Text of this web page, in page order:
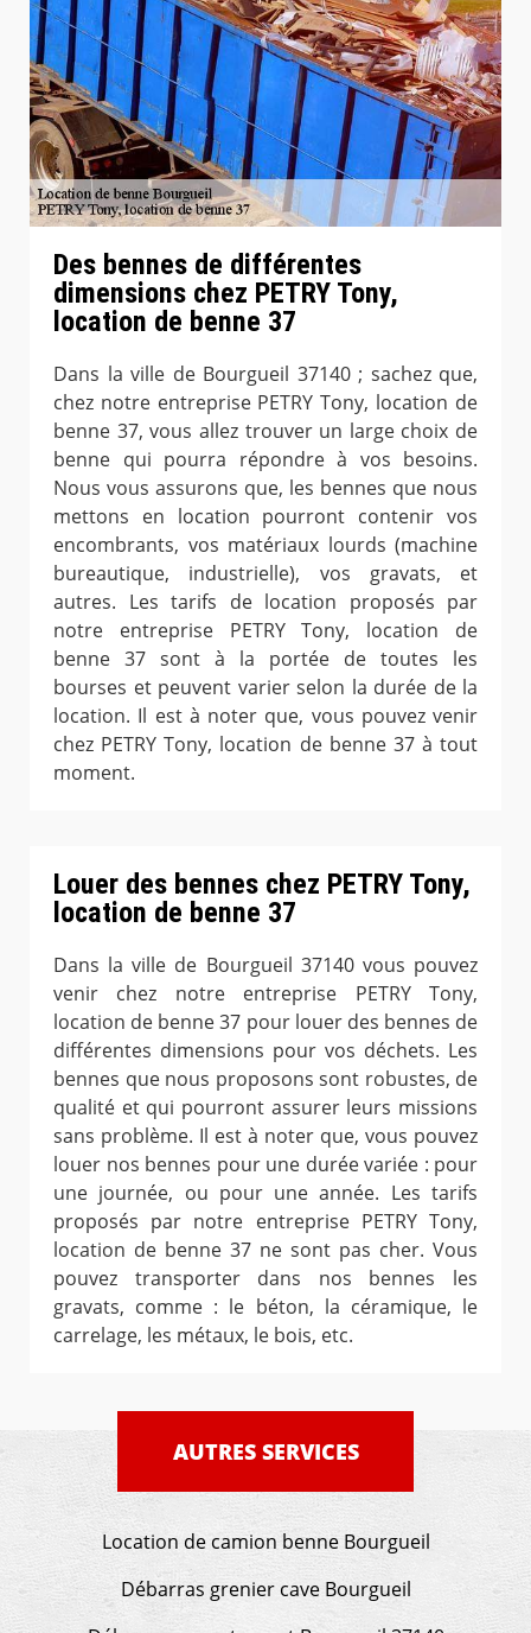
Des bennes de différentes
dimensions chez PETRY Tony,
location de benne 37
Dans la ville de Bourgueil 37140 ; sachez que,
chez notre entreprise PETRY Tony, location de
benne 37, vous allez trouver un large choix de
benne qui pourra répondre à vos besoins.
Nous vous assurons que, les bennes que nous
mettons en location pourront contenir vos
encombrants, vos matériaux lourds (machine
bureautique, industrielle), vos gravats, et
autres. Les tarifs de location proposés par
notre entreprise PETRY Tony, location de
benne 37 sont à la portée de toutes les
bourses et peuvent varier selon la durée de la
location. Il est à noter que, vous pouvez venir
chez PETRY Tony, location de benne 37 à tout
moment.
Louer des bennes chez PETRY Tony,
location de benne 37
Dans la ville de Bourgueil 37140 vous pouvez
venir chez notre entreprise PETRY Tony,
location de benne 37 pour louer des bennes de
différentes dimensions pour vos déchets. Les
bennes que nous proposons sont robustes, de
qualité et qui pourront assurer leurs missions
sans problème. Il est à noter que, vous pouvez
louer nos bennes pour une durée variée : pour
une journée, ou pour une année. Les tarifs
proposés par notre entreprise PETRY Tony,
location de benne 37 ne sont pas cher. Vous
pouvez transporter dans nos bennes les
gravats, comme : le béton, la céramique, le
carrelage, les métaux, le bois, etc.
AUTRES SERVICES
Location de camion benne Bourgueil
Débarras grenier cave Bourgueil